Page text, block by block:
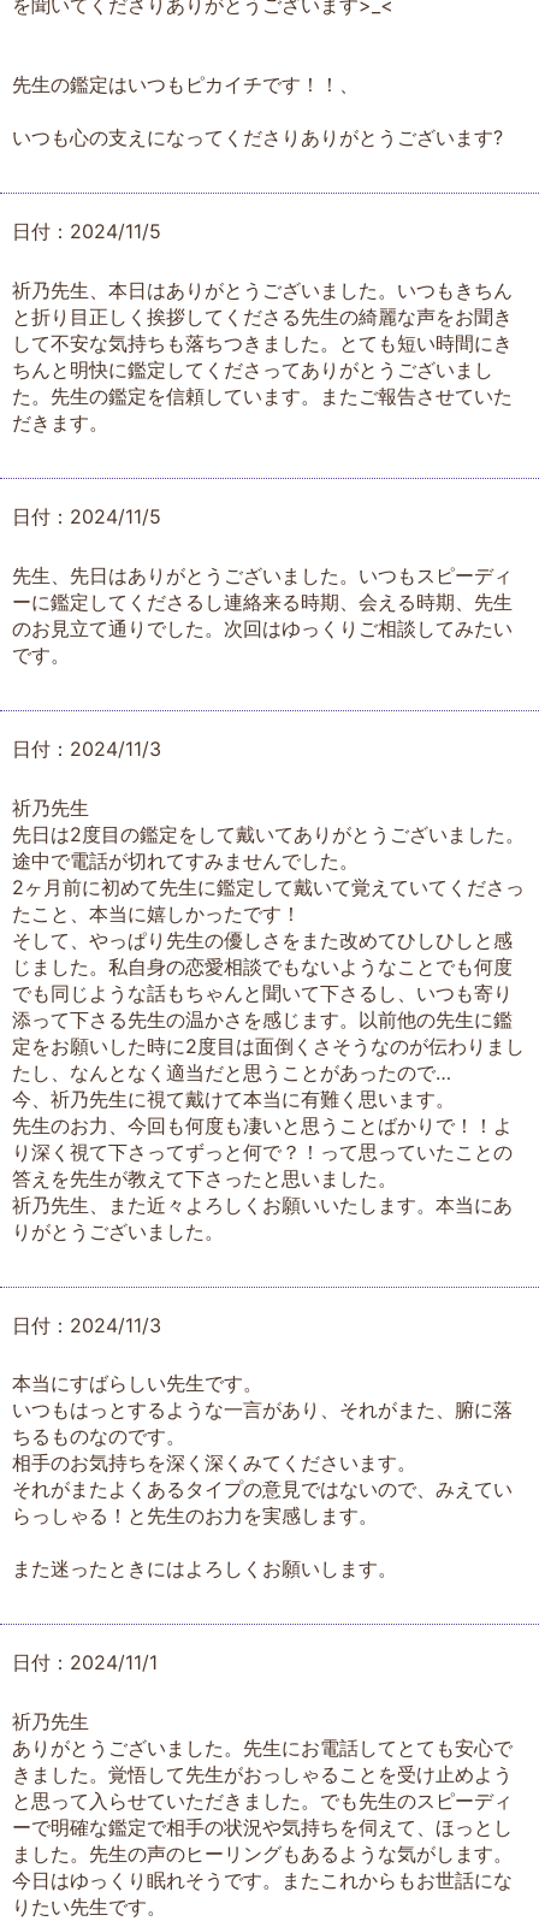
先生の鑑定はいつもピカイチです！！、
いつも心の支えになってくださりありがとうございます?
日付：2024/11/5
祈乃先生、本日はありがとうございました。いつもきちん
と折り目正しく挨拶してくださる先生の綺麗な声をお聞き
して不安な気持ちも落ちつきました。とても短い時間にき
ちんと明快に鑑定してくださってありがとうございまし
た。先生の鑑定を信頼しています。またご報告させていた
だきます。
日付：2024/11/5
先生、先日はありがとうございました。いつもスピーディ
ーに鑑定してくださるし連絡来る時期、会える時期、先生
のお見立て通りでした。次回はゆっくりご相談してみたい
です。
日付：2024/11/3
祈乃先生
先日は2度目の鑑定をして戴いてありがとうございました。
途中で電話が切れてすみませんでした。
2ヶ月前に初めて先生に鑑定して戴いて覚えていてくださっ
たこと、本当に嬉しかったです！
そして、やっぱり先生の優しさをまた改めてひしひしと感
じました。私自身の恋愛相談でもないようなことでも何度
でも同じような話もちゃんと聞いて下さるし、いつも寄り
添って下さる先生の温かさを感じます。以前他の先生に鑑
定をお願いした時に2度目は面倒くさそうなのが伝わりまし
たし、なんとなく適当だと思うことがあったので…
今、祈乃先生に視て戴けて本当に有難く思います。
先生のお力、今回も何度も凄いと思うことばかりで！！よ
り深く視て下さってずっと何で？！って思っていたことの
答えを先生が教えて下さったと思いました。
祈乃先生、また近々よろしくお願いいたします。本当にあ
りがとうございました。
日付：2024/11/3
本当にすばらしい先生です。
いつもはっとするような一言があり、それがまた、腑に落
ちるものなのです。
相手のお気持ちを深く深くみてくださいます。
それがまたよくあるタイプの意見ではないので、みえてい
らっしゃる！と先生のお力を実感します。
また迷ったときにはよろしくお願いします。
日付：2024/11/1
祈乃先生
ありがとうございました。先生にお電話してとても安心で
きました。覚悟して先生がおっしゃることを受け止めよう
と思って入らせていただきました。でも先生のスピーディ
ーで明確な鑑定で相手の状況や気持ちを伺えて、ほっとし
ました。先生の声のヒーリングもあるような気がします。
今日はゆっくり眠れそうです。またこれからもお世話にな
りたい先生です。